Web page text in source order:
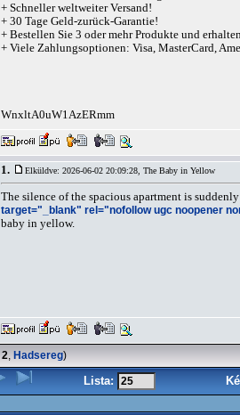
+ Schneller weltweiter Versand!
+ 30 Tage Geld-zurück-Garantie!
+ Bestellen Sie 3 oder mehr Produkte und
+ Viele Zahlungsoptionen: Visa, MasterCard,
WnxltA0uW1AzERmm
1. Elküldve: 2026-06-02 20:09:28, The Baby in Yellow
The silence of the spacious apartment is
target="_blank" rel="nofollow ugc noopener
baby in yellow.
2, Hadsereg)
Lista: